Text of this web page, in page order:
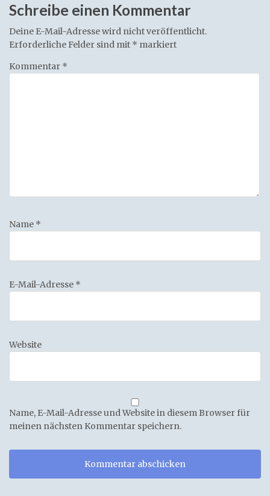
Schreibe einen Kommentar
Deine E-Mail-Adresse wird nicht veröffentlicht.
Erforderliche Felder sind mit * markiert
Kommentar *
Name *
E-Mail-Adresse *
Website
Name, E-Mail-Adresse und Website in diesem Browser für
meinen nächsten Kommentar speichern.